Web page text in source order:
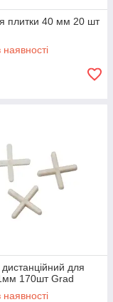
плитки 40 мм 20 шт
для
170шт Grad